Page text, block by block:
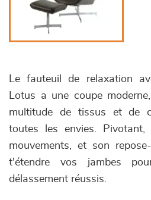
Le fauteuil de relaxation
Lotus a une coupe
multitude de tissus et de
toutes les envies. Pivotant,
mouvements, et son
t'étendre vos jambes
délassement réussis.